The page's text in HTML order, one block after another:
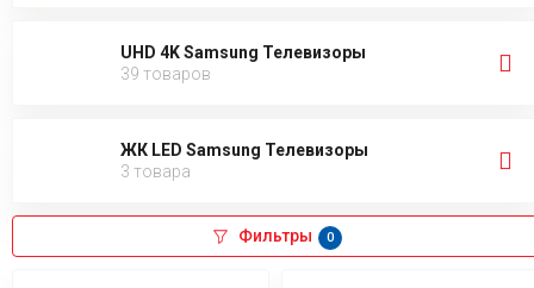
UHD 4K Samsung Телевизоры
39 товаров
ЖК LED Samsung Телевизоры
3 товара
Фильтры 0